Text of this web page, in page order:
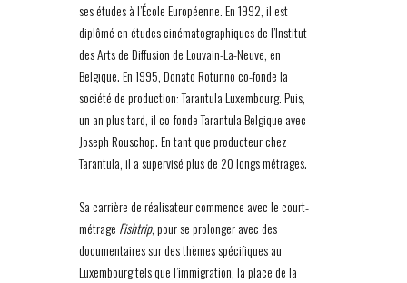
ses études à l’École Européenne. En 1992, il est
diplômé en études cinématographiques de l’Institut
des Arts de Diffusion de Louvain-La-Neuve, en
Belgique. En 1995, Donato Rotunno co-fonde la
société de production: Tarantula Luxembourg. Puis,
un an plus tard, il co-fonde Tarantula Belgique avec
Joseph Rouschop. En tant que producteur chez
Tarantula, il a supervisé plus de 20 longs métrages.
Sa carrière de réalisateur commence avec le court-
métrage Fishtrip, pour se prolonger avec des
documentaires sur des thèmes spécifiques au
Luxembourg tels que l’immigration, la place de la